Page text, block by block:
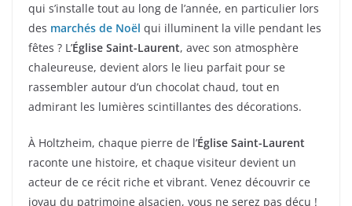
qui s’installe tout au long de l’année, en particulier lors
des marchés de Noël qui illuminent la ville pendant les
fêtes ? L’Église Saint-Laurent, avec son atmosphère
chaleureuse, devient alors le lieu parfait pour se
rassembler autour d’un chocolat chaud, tout en
admirant les lumières scintillantes des décorations.
À Holtzheim, chaque pierre de l’Église Saint-Laurent
raconte une histoire, et chaque visiteur devient un
acteur de ce récit riche et vibrant. Venez découvrir ce
joyau du patrimoine alsacien, vous ne serez pas déçu !